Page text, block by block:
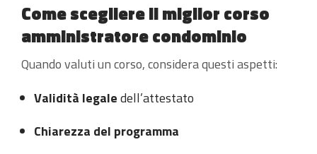
Come scegliere il miglior corso
amministratore condominio
Quando valuti un corso, considera questi aspetti:
Validità legaledell’attestato
Chiarezza del programma